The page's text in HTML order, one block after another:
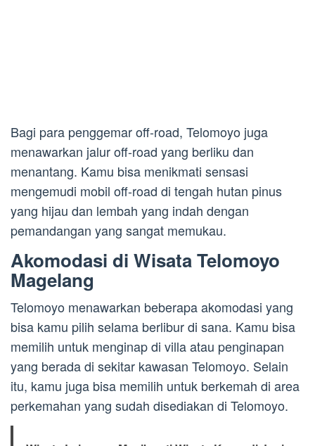
Bagi para penggemar off-road, Telomoyo juga
menawarkan jalur off-road yang berliku dan
menantang. Kamu bisa menikmati sensasi
mengemudi mobil off-road di tengah hutan pinus
yang hijau dan lembah yang indah dengan
pemandangan yang sangat memukau.
Akomodasi di Wisata Telomoyo
Magelang
Telomoyo menawarkan beberapa akomodasi yang
bisa kamu pilih selama berlibur di sana. Kamu bisa
memilih untuk menginap di villa atau penginapan
yang berada di sekitar kawasan Telomoyo. Selain
itu, kamu juga bisa memilih untuk berkemah di area
perkemahan yang sudah disediakan di Telomoyo.